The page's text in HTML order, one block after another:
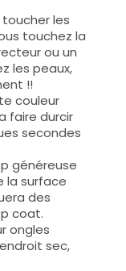
les
touchez la
ou un
les peaux,
!!
couleur
faire durcir
secondes
généreuse
la surface
des
coat.
ongles
sec,